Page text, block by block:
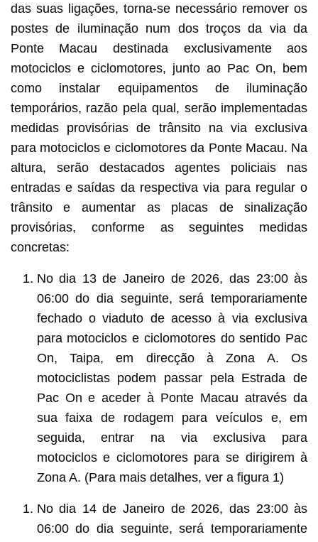
das suas ligações, torna-se necessário remover os
postes de iluminação num dos troços da via da
Ponte Macau destinada exclusivamente aos
motociclos e ciclomotores, junto ao Pac On, bem
como instalar equipamentos de iluminação
temporários, razão pela qual, serão implementadas
medidas provisórias de trânsito na via exclusiva
para motociclos e ciclomotores da Ponte Macau. Na
altura, serão destacados agentes policiais nas
entradas e saídas da respectiva via para regular o
trânsito e aumentar as placas de sinalização
provisórias, conforme as seguintes medidas
concretas:
No dia 13 de Janeiro de 2026, das 23:00 às
06:00 do dia seguinte, será temporariamente
fechado o viaduto de acesso à via exclusiva
para motociclos e ciclomotores do sentido Pac
On, Taipa, em direcção à Zona A. Os
motociclistas podem passar pela Estrada de
Pac On e aceder à Ponte Macau através da
sua faixa de rodagem para veículos e, em
seguida, entrar na via exclusiva para
motociclos e ciclomotores para se dirigirem à
Zona A. (Para mais detalhes, ver a figura 1)
No dia 14 de Janeiro de 2026, das 23:00 às
06:00 do dia seguinte, será temporariamente